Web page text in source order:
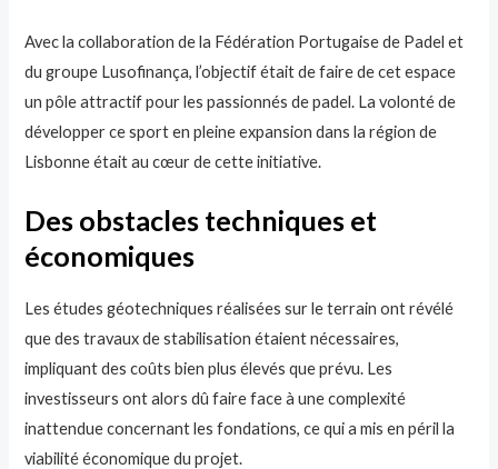
Avec la collaboration de la Fédération Portugaise de Padel et
du groupe Lusofinança, l’objectif était de faire de cet espace
un pôle attractif pour les passionnés de padel. La volonté de
développer ce sport en pleine expansion dans la région de
Lisbonne était au cœur de cette initiative.
Des obstacles techniques et
économiques
Les études géotechniques réalisées sur le terrain ont révélé
que des travaux de stabilisation étaient nécessaires,
impliquant des coûts bien plus élevés que prévu. Les
investisseurs ont alors dû faire face à une complexité
inattendue concernant les fondations, ce qui a mis en péril la
viabilité économique du projet.